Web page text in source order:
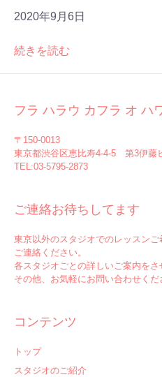
2020年9月6日
続きを読む
フラ ハラウ カフラ オ ハ
〒150-0013
東京都渋谷区恵比寿4-4-5 第3伊藤
TEL:03-5795-2873
ご連絡お待ちしてます
東京以外のスタジオでのレッスン
ご連絡ください。
各スタジオごとの詳しいご案内をさ
その他、お気軽にお問い合わせくだ
コンテンツ
トップ
スタジオのご紹介